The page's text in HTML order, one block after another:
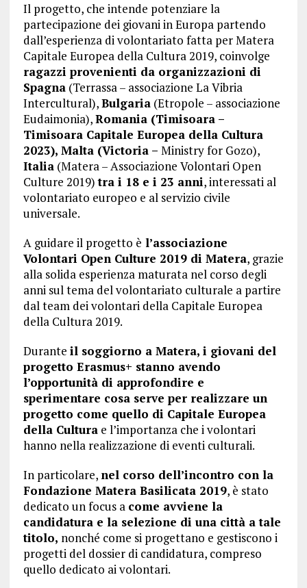
Il progetto, che intende potenziare la
partecipazione dei giovani in Europa partendo
dall’esperienza di volontariato fatta per Matera
Capitale Europea della Cultura 2019, coinvolge
ragazzi provenienti da organizzazioni di
Spagna(Terrassa – associazione La Vibria
Intercultural),Bulgaria(Etropole – associazione
Eudaimonia),Romania (Timisoara –
Timisoara Capitale Europea della Cultura
2023), Malta (Victoria – Ministry for Gozo),
Italia(Matera – Associazione Volontari Open
Culture 2019)tra i 18 e i 23 anni, interessati al
volontariato europeo e al servizio civile
universale.
A guidare il progetto è l’associazione
Volontari Open Culture 2019 di Matera, grazie
alla solida esperienza maturata nel corso degli
anni sul tema del volontariato culturale a partire
dal team dei volontari della Capitale Europea
della Cultura 2019.
Durante il soggiorno a Matera, i giovani del
progetto Erasmus+ stanno avendo
l’opportunità di approfondire e
sperimentare cosa serve per realizzare un
progetto come quello di Capitale Europea
della Culturae l’importanza che i volontari
hanno nella realizzazione di eventi culturali.
In particolare, nel corso dell’incontro con la
Fondazione Matera Basilicata 2019, è stato
dedicato un focus a come avviene la
candidatura e la selezione di una città a tale
titolo, nonché come si progettano e gestiscono i
progetti del dossier di candidatura, compreso
quello dedicato ai volontari.